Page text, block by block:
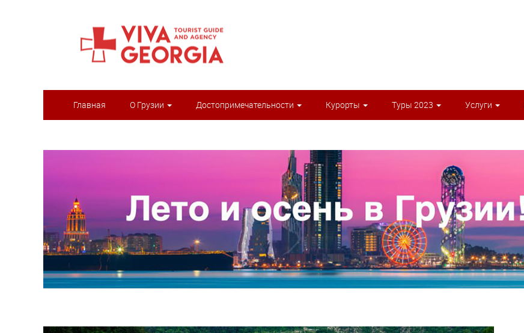
Главная О Грузии Достопримечательности Курорты Туры 2023 Услуги